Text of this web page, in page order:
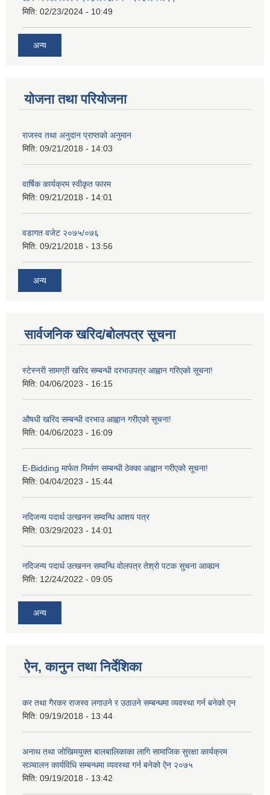
मिति: 02/23/2024 - 10:49
अन्य
योजना तथा परियोजना
राजस्व तथा अनुदान प्राप्तको अनुमान
मिति: 09/21/2018 - 14:03
वार्षिक कार्यक्रम स्वीकृत फारम
मिति: 09/21/2018 - 14:01
वडागत वजेट २०७५/०७६
मिति: 09/21/2018 - 13:56
अन्य
सार्वजनिक खरिद/बोलपत्र सूचना
स्टेस्नरी सामग्री खरिद सम्बन्धी दरभाउपत्र आह्वान गरिएको सूचना!
मिति: 04/06/2023 - 16:15
औषधी खरिद सम्बन्धी दरभाउ आह्वान गरीएको सूचना!
मिति: 04/06/2023 - 16:09
E-Bidding मार्फत निर्माण सम्बन्धी ठेक्का आह्वान गरीएको सूचना!
मिति: 04/04/2023 - 15:44
नदिजन्य पदार्थ उत्खनन सम्वन्धि आशय पत्र
मिति: 03/29/2023 - 14:01
नदिजन्य पदार्थ उत्खनन सम्वन्धि वोलपत्र तेश्रो पटक सुचना आव्ह्यन
मिति: 12/24/2022 - 09:05
अन्य
ऐन, कानुन तथा निर्देशिका
कर तथा गैरकर राजस्व लगाउने र उठाउने सम्बन्धमा व्यवस्था गर्न बनेको एन
मिति: 09/19/2018 - 13:44
अनाथ तथा जोखिमयुक्त बालबालिकाका लागि सामाजिक सुरक्षा कार्यक्रम
सञ्चालन कार्यविधि सम्बन्धमा व्यवस्था गर्न बनेको ऐन २०७५
मिति: 09/19/2018 - 13:42